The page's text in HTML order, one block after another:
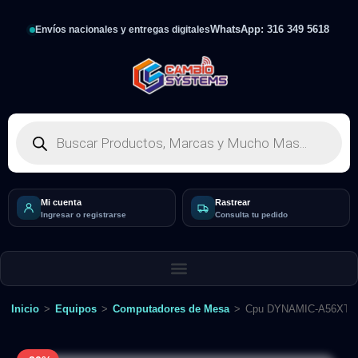
Envíos nacionales y entregas digitalesWhatsApp: 316 349 5618
Mi cuenta
Ingresar o registrarse
Rastrear
Consulta tu pedido
Inicio > Equipos > Computadores de Mesa > Cpu DYNAMIC-